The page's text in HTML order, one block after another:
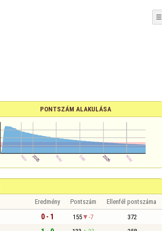
☰
PONTSZÁM ALAKULÁSA
Eredmény Pontszám Ellenfél pontszáma
0 - 1 155 -7 372